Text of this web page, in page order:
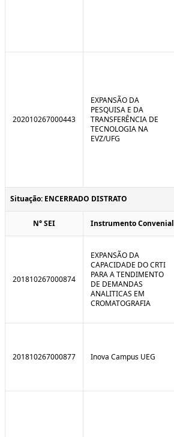
202010267000443
EXPANSÃO DA
PESQUISA E DA
TRANSFERÊNCIA DE
TECNOLOGIA NA
EVZ/UFG
Situação: ENCERRADO DISTRATO
N° SEI Instrumento Convenial
201810267000874
EXPANSÃO DA
CAPACIDADE DO CRTI
PARA A TENDIMENTO
DE DEMANDAS
ANALITICAS EM
CROMATOGRAFIA
201810267000877 Inova Campus UEG